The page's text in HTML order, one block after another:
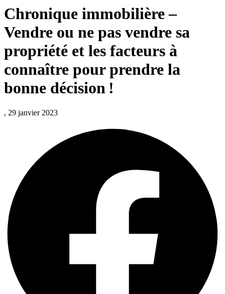
Chronique immobilière –
Vendre ou ne pas vendre sa
propriété et les facteurs à
connaître pour prendre la
bonne décision !
, 29 janvier 2023